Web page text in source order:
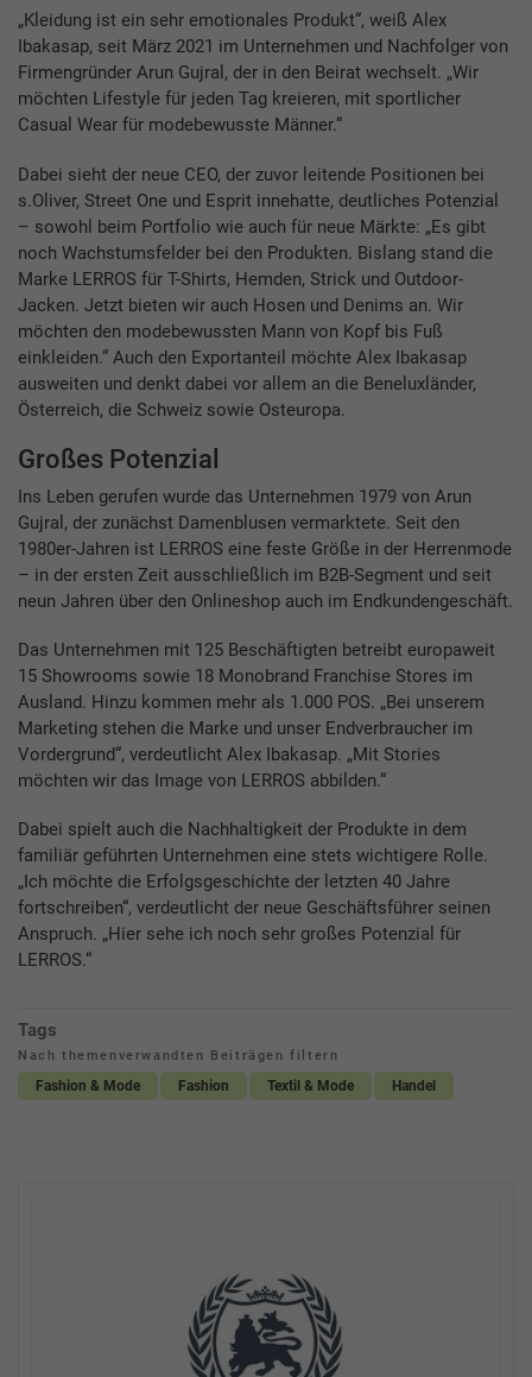
„Kleidung ist ein sehr emotionales Produkt“, weiß Alex
Ibakasap, seit März 2021 im Unternehmen und Nachfolger von
Firmengründer Arun Gujral, der in den Beirat wechselt. „Wir
möchten Lifestyle für jeden Tag kreieren, mit sportlicher
Casual Wear für modebewusste Männer.“
Dabei sieht der neue CEO, der zuvor leitende Positionen bei
s.Oliver, Street One und Esprit innehatte, deutliches Potenzial
– sowohl beim Portfolio wie auch für neue Märkte: „Es gibt
noch Wachstumsfelder bei den Produkten. Bislang stand die
Marke LERROS für T-Shirts, Hemden, Strick und Outdoor-
Jacken. Jetzt bieten wir auch Hosen und Denims an. Wir
möchten den modebewussten Mann von Kopf bis Fuß
einkleiden.“ Auch den Exportanteil möchte Alex Ibakasap
ausweiten und denkt dabei vor allem an die Beneluxländer,
Österreich, die Schweiz sowie Osteuropa.
Großes Potenzial
Ins Leben gerufen wurde das Unternehmen 1979 von Arun
Gujral, der zunächst Damenblusen vermarktete. Seit den
1980er-Jahren ist LERROS eine feste Größe in der Herrenmode
– in der ersten Zeit ausschließlich im B2B-Segment und seit
neun Jahren über den Onlineshop auch im Endkundengeschäft.
Das Unternehmen mit 125 Beschäftigten betreibt europaweit
15 Showrooms sowie 18 Monobrand Franchise Stores im
Ausland. Hinzu kommen mehr als 1.000 POS. „Bei unserem
Marketing stehen die Marke und unser Endverbraucher im
Vordergrund“, verdeutlicht Alex Ibakasap. „Mit Stories
möchten wir das Image von LERROS abbilden.“
Dabei spielt auch die Nachhaltigkeit der Produkte in dem
familiär geführten Unternehmen eine stets wichtigere Rolle.
„Ich möchte die Erfolgsgeschichte der letzten 40 Jahre
fortschreiben“, verdeutlicht der neue Geschäftsführer seinen
Anspruch. „Hier sehe ich noch sehr großes Potenzial für
LERROS.“
Tags
Nach themenverwandten Beiträgen filtern
Fashion & Mode Fashion Textil & Mode Handel